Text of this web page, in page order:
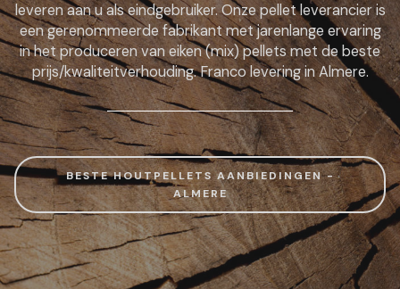
leveren aan u als eindgebruiker. Onze pellet leverancier is
een gerenommeerde fabrikant met jarenlange ervaring
in het produceren van eiken (mix) pellets met de beste
prijs/kwaliteitverhouding. Franco levering in Almere.
BESTE HOUTPELLETS AANBIEDINGEN -
ALMERE